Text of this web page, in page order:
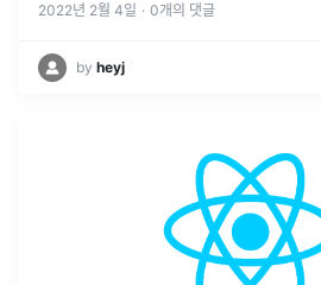
2022년 2월 4일 · 0개의 댓글
by heyj